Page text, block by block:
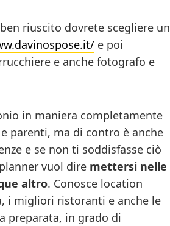
riuscito dovrete scegliere un
e poi
e anche fotografo e
in maniera completamente
parenti, ma di contro è anche
e se non ti soddisfasse ciò
vuol dire mettersi nelle
altro. Conosce location
i migliori ristoranti e anche le
preparata, in grado di